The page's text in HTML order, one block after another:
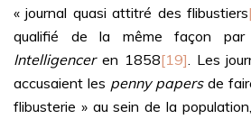
« journal quasi attitré des flibustiers
qualifié de la même façon
Intelligenceren 1858[19]. Les
accusaient les penny papersde
flibusterie » au sein de la